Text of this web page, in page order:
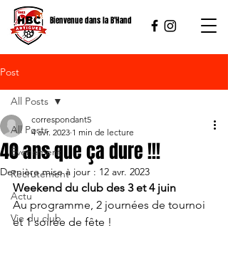
Bienvenue dans la B'Hand
Post
All Posts
Événement
Recrutement
Actu
Vie du club
All Posts
40 ans que ça dure !!!
correspondant5
4 avr. 2023 1 min de lecture
Dernière mise à jour : 12 avr. 2023
Weekend du club des 3 et 4 juin
Au programme, 2 journées de tournoi
et 1 soirée de fête !